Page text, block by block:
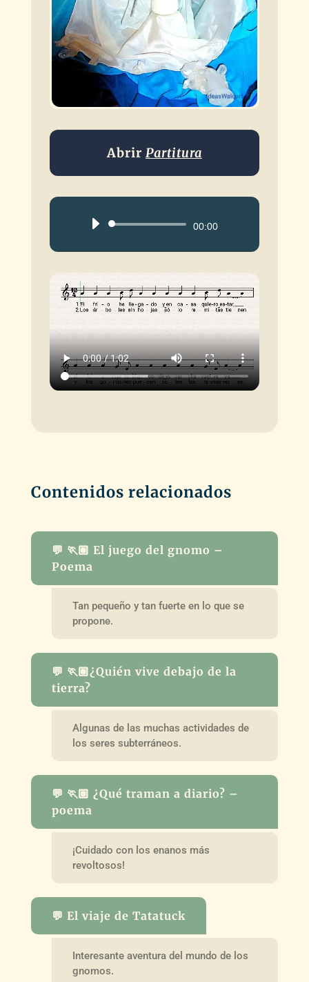
Abrir Partitura
Reproductor00:00
Contenidos relacionados
💬 🏃🏽 El juego del gnomo –
Poema
Tan pequeño y tan fuerte en lo que se
propone.
💬 🏃🏽¿Quién vive debajo de la
tierra?
Algunas de las muchas actividades de
los seres subterráneos.
💬 🏃🏽 ¿Qué traman a diario? –
poema
¡Cuidado con los enanos más
revoltosos!
💬 El viaje de Tatatuck
Interesante aventura del mundo de los
gnomos.